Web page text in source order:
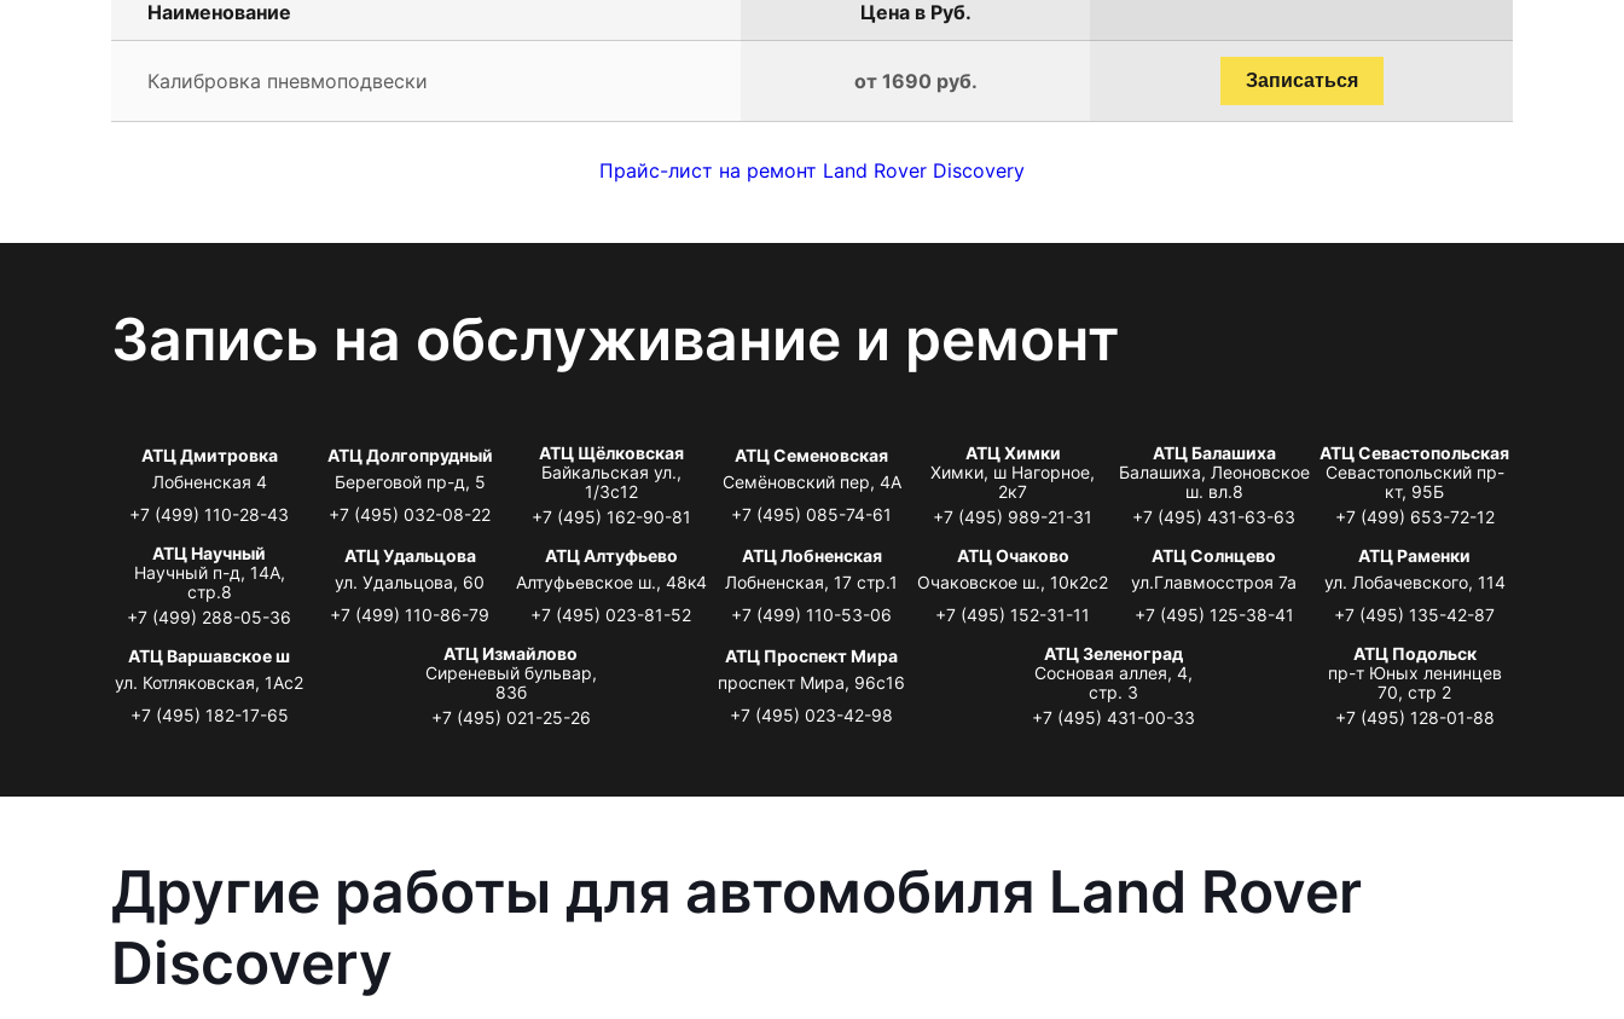
Наименование Цена в Руб.
Калибровка пневмоподвески от 1690 руб. Записаться
Прайс-лист на ремонт Land Rover Discovery
Запись на обслуживание и ремонт
АТЦ Дмитровка
Лобненская 4
+7 (499) 110-28-43
АТЦ Долгопрудный
Береговой пр-д, 5
+7 (495) 032-08-22
АТЦ Щёлковская
Байкальская ул.,
1/3с12
+7 (495) 162-90-81
АТЦ Семеновская
Семёновский пер, 4А
+7 (495) 085-74-61
АТЦ Химки
Химки, ш Нагорное,
2к7
+7 (495) 989-21-31
АТЦ Балашиха
Балашиха, Леоновское
ш. вл.8
+7 (495) 431-63-63
АТЦ Севастопольская
Севастопольский пр-
кт, 95Б
+7 (499) 653-72-12
АТЦ Научный
Научный п-д, 14А,
стр.8
+7 (499) 288-05-36
АТЦ Удальцова
ул. Удальцова, 60
+7 (499) 110-86-79
АТЦ Алтуфьево
Алтуфьевское ш., 48к4
+7 (495) 023-81-52
АТЦ Лобненская
Лобненская, 17 стр.1
+7 (499) 110-53-06
АТЦ Очаково
Очаковское ш., 10к2с2
+7 (495) 152-31-11
АТЦ Солнцево
ул.Главмосстроя 7а
+7 (495) 125-38-41
АТЦ Раменки
ул. Лобачевского, 114
+7 (495) 135-42-87
АТЦ Варшавское ш
ул. Котляковская, 1Ас2
+7 (495) 182-17-65
АТЦ Измайлово
Сиреневый бульвар,
83б
+7 (495) 021-25-26
АТЦ Проспект Мира
проспект Мира, 96с16
+7 (495) 023-42-98
АТЦ Зеленоград
Сосновая аллея, 4,
стр. 3
+7 (495) 431-00-33
АТЦ Подольск
пр-т Юных ленинцев
70, стр 2
+7 (495) 128-01-88
Другие работы для автомобиля Land Rover
Discovery